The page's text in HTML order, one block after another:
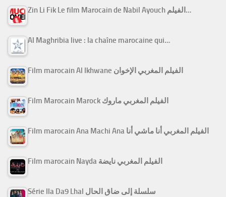
Zin Li Fik Le film Marocain de Nabil Ayouch الفيلم…
Al Maghribia live : la chaîne marocaine qui…
Film marocain Al Ikhwane الفيلم المغربي الإخوان
Film Marocain Marock الفيلم المغربي ماروك
Film marocain Ana Machi Ana الفيلم المغربي أنا ماشي أنا
Film marocain Nayda الفيلم المغربي نايضة
Série Ila Da9 Lhal سلسلة إلى ضاق الحال